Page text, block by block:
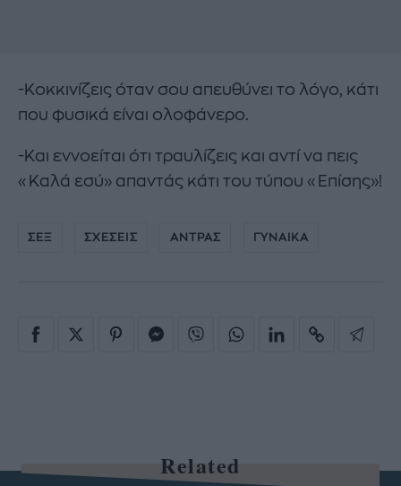
-Κοκκινίζεις όταν σου απευθύνει το λόγο, κάτι
που φυσικά είναι ολοφάνερο.
-Και εννοείται ότι τραυλίζεις και αντί να πεις
«Καλά εσύ» απαντάς κάτι του τύπου «Επίσης»!
ΣΕΞ ΣΧΕΣΕΙΣ ΑΝΤΡΑΣ ΓΥΝΑΙΚΑ
Related